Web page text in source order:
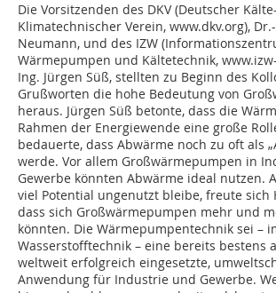
Die Vorsitzenden des DKV (Deutscher
Klimatechnischer Verein, www.dkv.org),
Neumann, und des IZW
Wärmepumpen und Kältetechnik,
Ing. Jürgen Süß, stellten zu Beginn des
Grußworten die hohe Bedeutung von
heraus. Jürgen Süß betonte, dass die
Rahmen der Energiewende eine große
bedauerte, dass Abwärme noch zu oft als
werde. Vor allem Großwärmepumpen in
Gewerbe könnten Abwärme ideal nutzen.
viel Potential ungenutzt bleibe, freute sich
dass sich Großwärmepumpen mehr und
könnten. Die Wärmepumpentechnik sei –
Wasserstofftechnik – eine bereits bestens
weltweit erfolgreich eingesetzte,
Anwendung für Industrie und Gewerbe.